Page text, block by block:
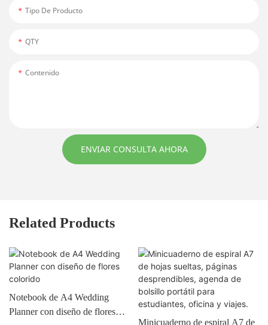
Tipo De Producto
QTY
Contenido
ENVIAR CONSULTA AHORA
Related Products
Notebook de A4 Wedding
Planner con diseño de flores
Minicuaderno de espiral A7 de